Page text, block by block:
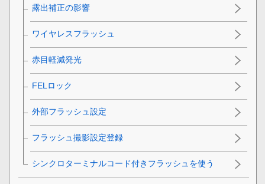
露出補正の影響
ワイヤレスフラッシュ
赤目軽減発光
FELロック
外部フラッシュ設定
フラッシュ撮影設定登録
シンクロターミナルコード付きフラッシュを使う